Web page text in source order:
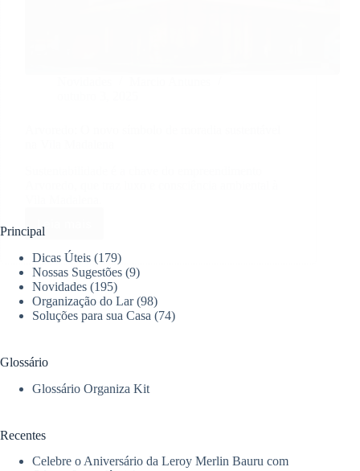
Leia mais
novo
símbolo
de
moradia
sustentável
Principal
Dicas Úteis (179)
Nossas Sugestões (9)
Novidades (195)
Organização do Lar(98)
Soluções para sua Casa (74)
Glossário
Glossário Organiza Kit
Recentes
Celebre o Aniversário da Leroy Merlin Bauru com